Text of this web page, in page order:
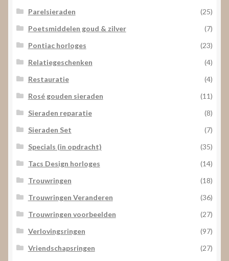
Parelsieraden
(25)
Poetsmiddelen goud & zilver
(7)
Pontiac horloges
(23)
Relatiegeschenken
(4)
Restauratie
(4)
Rosé gouden sieraden
(11)
Sieraden reparatie
(8)
Sieraden Set
(7)
Specials (in opdracht)
(35)
Tacs Design horloges
(14)
Trouwringen
(18)
Trouwringen Veranderen
(36)
Trouwringen voorbeelden
(27)
Verlovingsringen
(97)
Vriendschapsringen
(27)